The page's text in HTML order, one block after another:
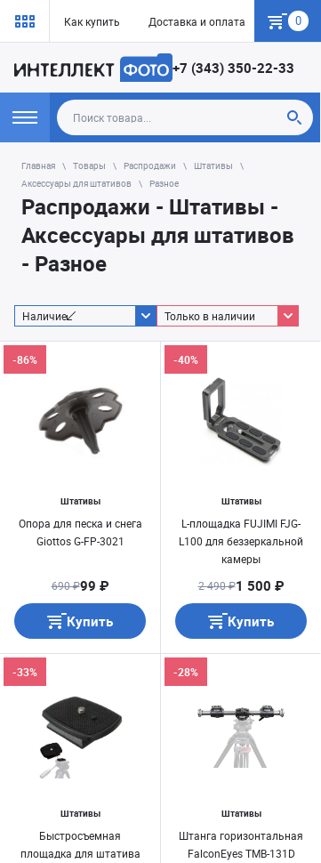
Как купить Доставка и оплата Гарантия
0
+7 (343) 350-22-33
Главная Товары Распродажи
Штативы
Аксессуары для штативов
Разное
Распродажи - Штативы -
Аксессуары для штативов
- Разное
Наличие Только в наличии
Штативы
Опора для песка и снега
Giottos G-FP-3021
-86%
690 ₽99 ₽
Купить
Штативы
L-площадка FUJIMI FJG-
L100 для беззеркальной
камеры
-40%
2 490 ₽1 500 ₽
Купить
Штативы
Быстросъемная
площадка для штатива
-33%
Штативы
Штанга горизонтальная
FalconEyes TMB-131D
-28%